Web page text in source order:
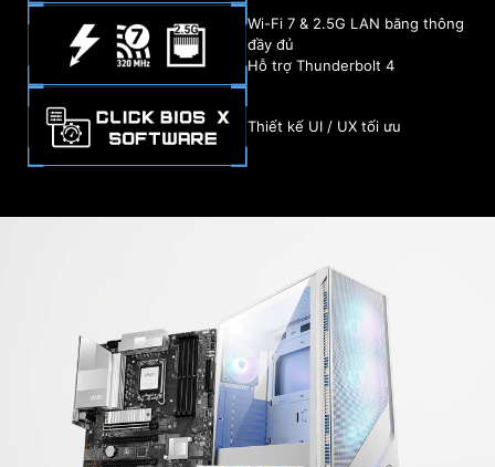
Wi-Fi 7 & 2.5G LAN băng thông
đầy đủ
Hỗ trợ Thunderbolt 4
Thiết kế UI / UX tối ưu